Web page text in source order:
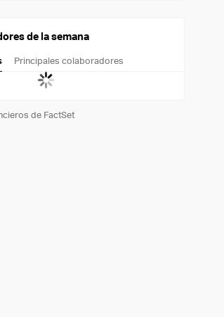
de la semana
Principales colaboradores
de FactSet